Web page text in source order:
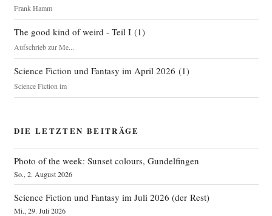
Frank Hamm
The good kind of weird - Teil I(1)
Aufschrieb zur Me...
Science Fiction und Fantasy im April 2026 (1)
Science Fiction im
DIE LETZTEN BEITRÄGE
Photo of the week: Sunset colours, Gundelfingen
So., 2. August 2026
Science Fiction und Fantasy im Juli 2026 (der Rest)
Mi., 29. Juli 2026